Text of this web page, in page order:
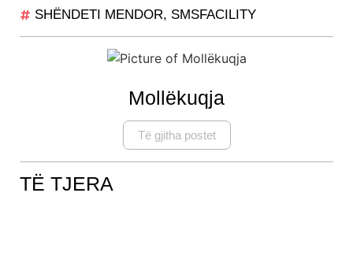
SHËNDETI MENDOR, SMSFACILITY
Mollëkuqja
Të gjitha postet
TË TJERA